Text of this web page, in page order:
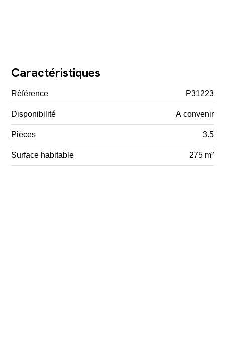
Caractéristiques
Référence P31223
Disponibilité A convenir
Pièces 3.5
Surface habitable 275 m²